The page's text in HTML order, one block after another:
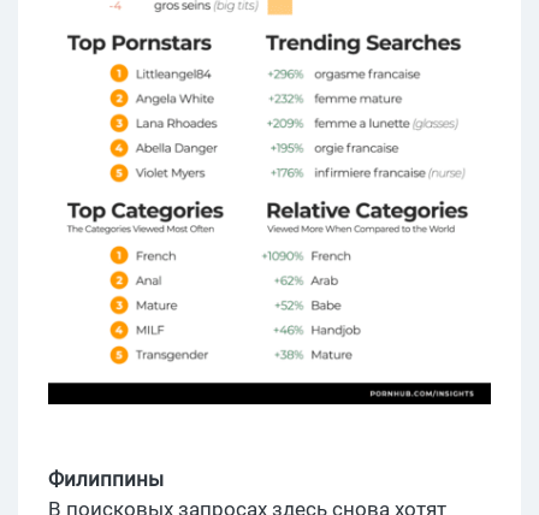
Филиппины
В поисковых запросах здесь снова хотят